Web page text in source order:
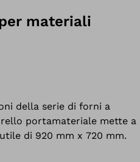
materiali
della serie di forni a
portamateriale mette a
di 920 mm x 720 mm.